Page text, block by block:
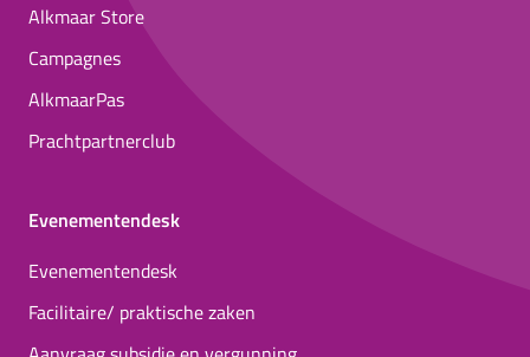
Alkmaar Store
Campagnes
AlkmaarPas
Prachtpartnerclub
Evenementendesk
Evenementendesk
Facilitaire/ praktische zaken